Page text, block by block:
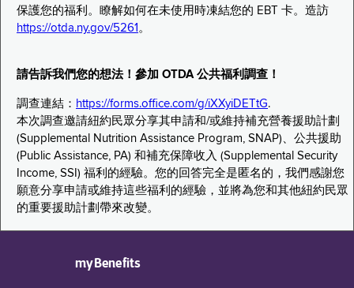
保護您的福利。瞭解如何在未使用時凍結您的 EBT 卡。造訪
https://otda.ny.gov/5261 。
請告訴我們您的想法！參加 OTDA 公共福利調查！
調查連結： https://forms.office.com/g/iXXyiDETtG.
本次調查邀請紐約民眾分享其申請和/或維持補充營養援助計劃
(Supplemental Nutrition Assistance Program, SNAP)、公共援助
(Public Assistance, PA) 和補充保障收入 (Supplemental Security
Income, SSI) 福利的經驗。您的回答完全是匿名的，我們感謝您
願意分享申請或維持這些福利的經驗，並將為您和其他紐約民眾
的重要援助計劃帶來改變。
myBenefits